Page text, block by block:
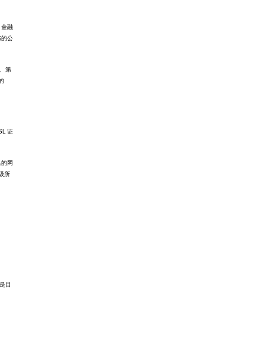
融
公
第
证
网
所
目